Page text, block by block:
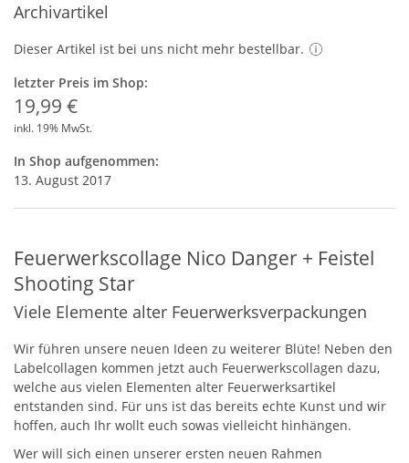
Archivartikel
Dieser Artikel ist bei uns nicht mehr bestellbar.
letzter Preis im Shop:
19,99 €
inkl. 19% MwSt.
In Shop aufgenommen:
13. August 2017
Feuerwerkscollage Nico Danger + Feistel
Shooting Star
Viele Elemente alter Feuerwerksverpackungen
Wir führen unsere neuen Ideen zu weiterer Blüte! Neben den
Labelcollagen kommen jetzt auch Feuerwerkscollagen dazu,
welche aus vielen Elementen alter Feuerwerksartikel
entstanden sind. Für uns ist das bereits echte Kunst und wir
hoffen, auch Ihr wollt euch sowas vielleicht hinhängen.
Wer will sich einen unserer ersten neuen Rahmen